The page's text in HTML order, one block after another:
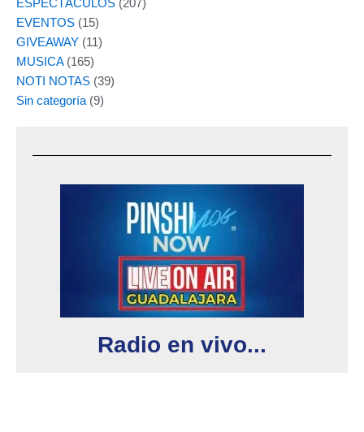
EVENTOS (15)
GIVEAWAY (11)
MUSICA(165)
NOTI NOTAS (39)
Sin categoría (9)
Radio en vivo...